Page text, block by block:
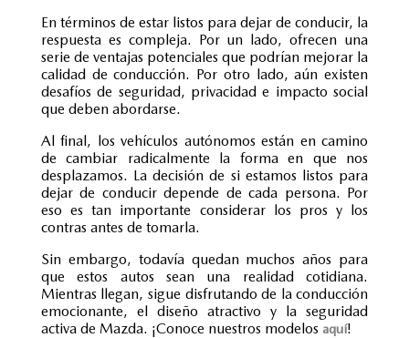
En términos de estar listos para dejar de conducir, la
respuesta es compleja. Por un lado, ofrecen una
serie de ventajas potenciales que podrían mejorar la
calidad de conducción. Por otro lado, aún existen
desafíos de seguridad, privacidad e impacto social
que deben abordarse.
Al final, losvehículos autónomos están en camino
de cambiar radicalmente la forma en que nos
desplazamos. La decisión de si estamos listos para
dejar de conducir depende de cada persona. Por
eso es tan importante considerar los pros y los
contras antes de tomarla.
Sin embargo, todavía quedan muchos años para
que estos autos sean una realidad cotidiana.
Mientras llegan, sigue disfrutando de la conducción
emocionante, el diseño atractivo y la seguridad
activa de Mazda. ¡Conoce nuestros modelos aquí!